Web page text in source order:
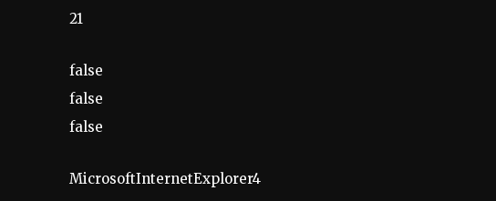
21
false
false
false
MicrosoftInternetExplorer4